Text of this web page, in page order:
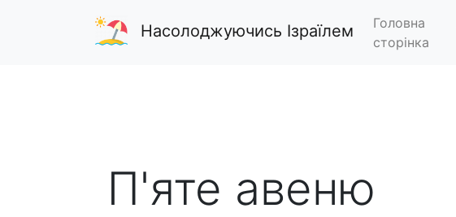
Насолоджуючись Ізраїлем
Головна
сторінка
П'яте авеню